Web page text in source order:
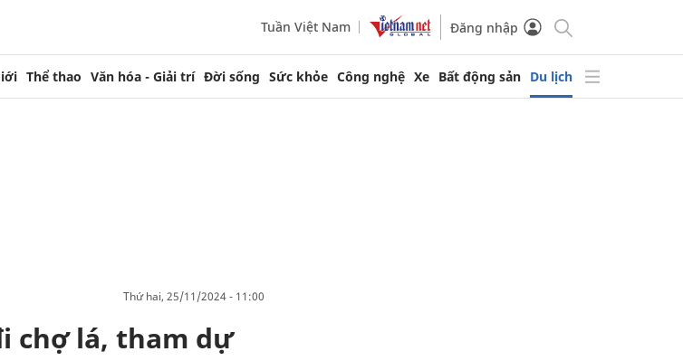
Tuần Việt Nam Đăng nhập
Thể thao Văn hóa - Giải trí Đời sống Sức khỏe Công nghệ Xe Bất động sản Du lịch
thứ hai, 25/11/2024 - 11:00
chợ lá, tham dự